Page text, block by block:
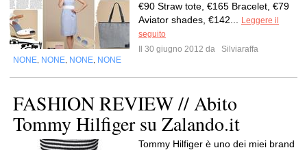
€90 Straw tote, €165 Bracelet, €79
Aviator shades, €142...
Leggere il
seguito
Il 30 giugno 2012 da
Silviaraffa
NONE NONE NONE NONE
FASHION REVIEW // Abito
Tommy Hilfiger su Zalando.it
Tommy Hilfiger è uno dei miei brand